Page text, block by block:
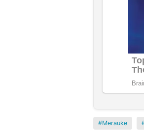
Merauke